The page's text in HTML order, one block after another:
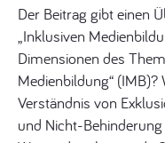
Der Beitrag gibt einen
„Inklusiven
Dimensionen des
Medienbildung“ (IMB)?
Verständnis von
und Nicht-